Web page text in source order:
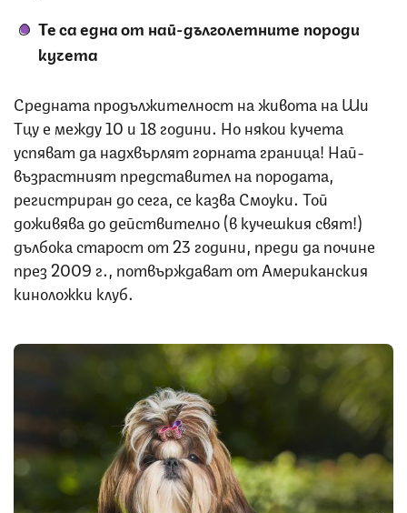
Те са една от най-дълголетните породи
кучета
Средната продължителност на живота на Ши
Тцу е между 10 и 18 години. Но някои кучета
успяват да надхвърлят горната граница! Най-
възрастният представител на породата,
регистриран до сега, се казва Смоуки. Той
доживява до действително (в кучешкия свят!)
дълбока старост от 23 години, преди да почине
през 2009 г., потвърждават от Американския
киноложки клуб.